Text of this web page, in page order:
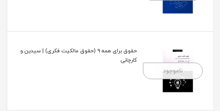
ناموجود
حقوق برای همه 9 (حقوق مالکیت فکری) | سیدین و
کارچانی